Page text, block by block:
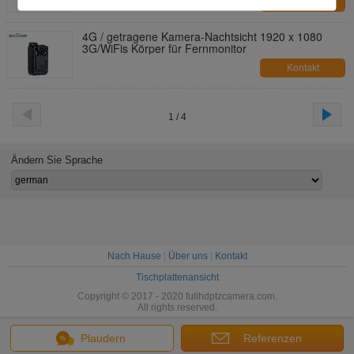
4G / getragene Kamera-Nachtsicht 1920 x 1080
3G/WiFis Körper für Fernmonitor
Kontakt
1 / 4
Plaudern Referenzen
Ändern Sie Sprache
Nach Hause Über uns|
Kontakt
Tischplattenansicht
Copyright © 2017 - 2020 fullhdptzcamera.com.
All rights reserved.